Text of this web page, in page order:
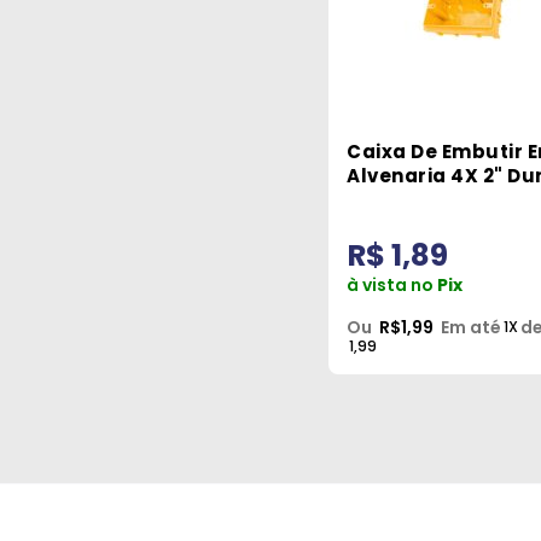
Caixa De Embutir
Alvenaria 4X 2"
R$ 1,89
à vista no Pix
Ou R$1,99 Em até1X
1,99